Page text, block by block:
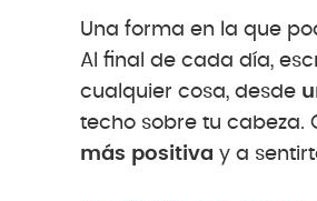
Una forma en la que
Al final de cada día,
cualquier cosa, desde
techo sobre tu cabeza.
más positiva y a